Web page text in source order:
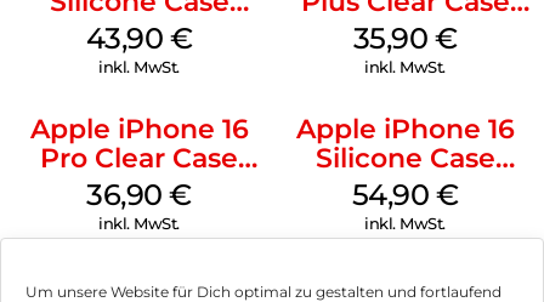
Um unsere Website für Dich optimal zu gestalten und fortlaufend
MagSafe Plum
43,90 €
inkl. MwSt.
MagSafe
Transparent
35,90 €
inkl. MwSt.
Apple iPhone 16
Pro Clear Case
MagSafe
Transparent
36,90€
inkl. MwSt.
Apple iPhone 16
Silicone Case
MagSafe Lake
Green
54,90 €
inkl. MwSt.